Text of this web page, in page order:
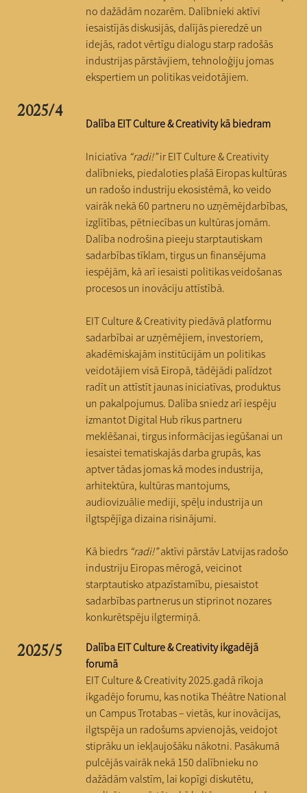
no dažādām nozarēm. Dalībnieki aktīvi
iesaistījās diskusijās, dalījās pieredzē un
idejās, radot vērtīgu dialogu starp radošās
industrijas pārstāvjiem, tehnoloģiju jomas
ekspertiem un politikas veidotājiem.
2025/4
Dalība EIT Culture & Creativity kā biedram
Iniciatīva “radi!”ir EIT Culture & Creativity
dalībnieks, piedaloties plašā Eiropas kultūras
un radošo industriju ekosistēmā, ko veido
vairāk nekā 60 partneru no uzņēmējdarbības,
izglītības, pētniecības un kultūras jomām.
Dalība nodrošina pieeju starptautiskam
sadarbības tīklam, tirgus un finansējuma
iespējām, kā arī iesaisti politikas veidošanas
procesos un inovāciju attīstībā.
EIT Culture & Creativity piedāvā platformu
sadarbībai ar uzņēmējiem, investoriem,
akadēmiskajām institūcijām un politikas
veidotājiem visā Eiropā, tādējādi palīdzot
radīt un attīstīt jaunas iniciatīvas, produktus
un pakalpojumus. Dalība sniedz arī iespēju
izmantot Digital Hub rīkus partneru
meklēšanai, tirgus informācijas iegūšanai un
iesaistei tematiskajās darba grupās, kas
aptver tādas jomas kā modes industrija,
arhitektūra, kultūras mantojums,
audiovizuālie mediji, spēļu industrija un
ilgtspējīga dizaina risinājumi.
Kā biedrs “radi!”aktīvi pārstāv Latvijas radošo
industriju Eiropas mērogā, veicinot
starptautisko atpazīstamību, piesaistot
sadarbības partnerus un stiprinot nozares
konkurētspēju ilgtermiņā.
2025/5
Dalība EIT Culture & Creativity ikgadējā
forumā
EIT Culture & Creativity 2025.gadā rīkoja
ikgadējo forumu, kas notika Théâtre National
un Campus Trotabas – vietās, kur inovācijas,
ilgtspēja un radošums apvienojās, veidojot
stiprāku un iekļaujošāku nākotni. Pasākumā
pulcējās vairāk nekā 150 dalībnieku no
dažādām valstīm, lai kopīgi diskutētu,